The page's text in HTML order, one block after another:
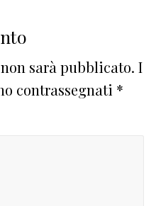
sarà pubblicato. I
contrassegnati *